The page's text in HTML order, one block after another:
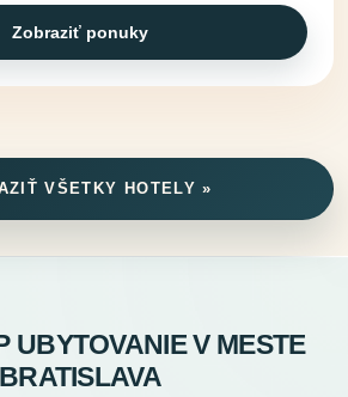
Zobraziť ponuky
VŠETKY HOTELY »
UBYTOVANIE V MESTE
BRATISLAVA